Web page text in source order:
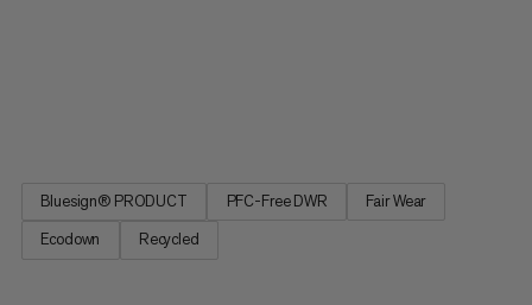
Bluesign® PRODUCT PFC-Free DWR
Fair Wear
Ecodown
Recycled